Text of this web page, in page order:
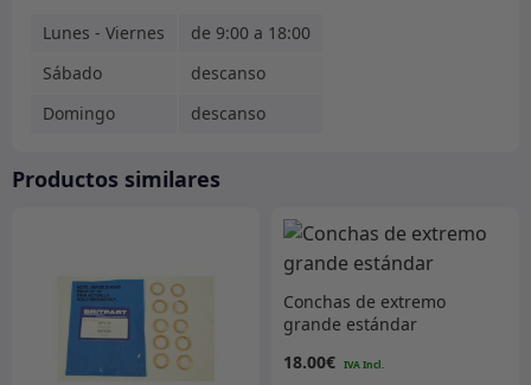
Lunes - Viernes
de 9:00 a 18:00
Sábado
descanso
Domingo
descanso
Productos similares
Conchas de extremo
grande estándar
18.00€